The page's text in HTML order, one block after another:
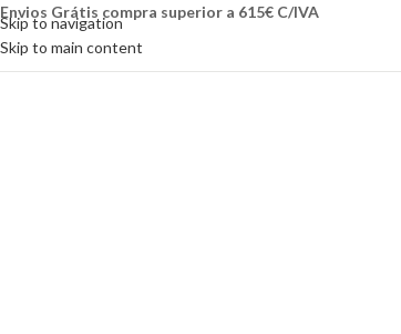
Skip to navigation
Skip to main content
Envios Grátis compra superior a 615€ C/IVA